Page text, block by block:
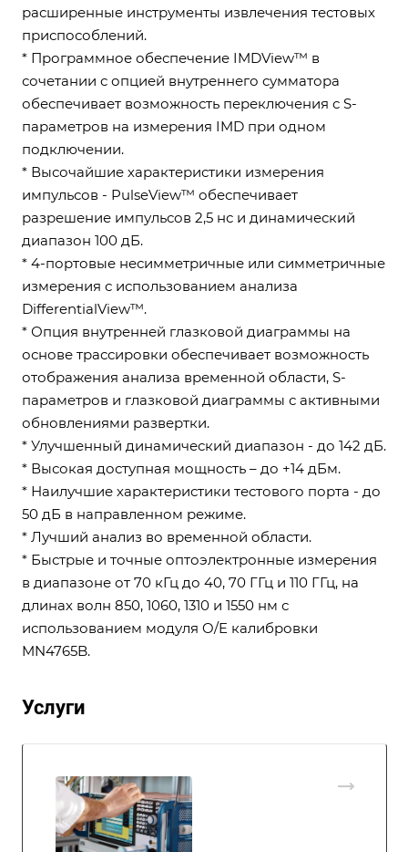
расширенные инструменты извлечения тестовых
приспособлений.
* Программное обеспечение IMDView™ в
сочетании с опцией внутреннего сумматора
обеспечивает возможность переключения с S-
параметров на измерения IMD при одном
подключении.
* Высочайшие характеристики измерения
импульсов - PulseView™ обеспечивает
разрешение импульсов 2,5 нс и динамический
диапазон 100 дБ.
* 4-портовые несимметричные или симметричные
измерения с использованием анализа
DifferentialView™.
* Опция внутренней глазковой диаграммы на
основе трассировки обеспечивает возможность
отображения анализа временной области, S-
параметров и глазковой диаграммы с активными
обновлениями развертки.
* Улучшенный динамический диапазон - до 142 дБ.
* Высокая доступная мощность – до +14 дБм.
* Наилучшие характеристики тестового порта - до
50 дБ в направленном режиме.
* Лучший анализ во временной области.
* Быстрые и точные оптоэлектронные измерения
в диапазоне от 70 кГц до 40, 70 ГГц и 110 ГГц, на
длинах волн 850, 1060, 1310 и 1550 нм с
использованием модуля O/E калибровки
MN4765B.
Услуги